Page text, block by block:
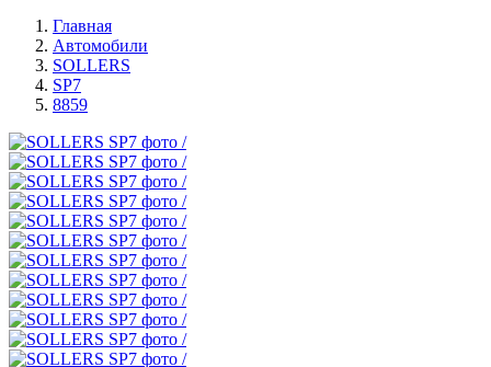
Главная
Автомобили
SOLLERS
SP7
8859